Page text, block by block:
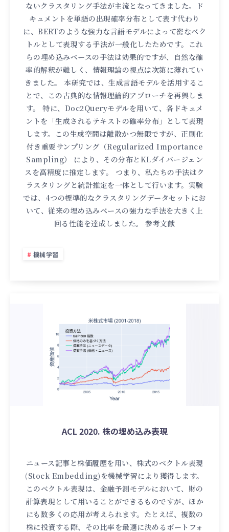
ないクラスタリング手法が主流となってきました。ド
キュメントを単語の出現確率分布として表す代わり
に、BERTのような強力な言語モデルによって密なベク
トルとして表現する手法が一般化したためです。これ
らの埋め込みベースの手法は効果的ですが、自然な確
率的解釈が難しく、情報理論の視点は次第に薄れてい
きました。 本研究では、生成言語モデルを活用するこ
とで、この古典的な情報理論的アプローチを再興しま
す。 特に、Doc2Queryモデルを用いて、各ドキュメ
ントを「生成されるテキストの確率分布」として表現
します。この生成空間は離散かつ無限ですが、正則化
付き重要サンプリング（Regularized Importance
Sampling） により、その分布とKLダイバージェン
スを高精度に推定します。 つまり、私たちの手法はク
ラスタリングと統計推定を一体として行います。実験
では、4つの標準的なクラスタリングデータセットにお
いて、従来の埋め込みベースの強力な手法を大きく上
回る性能を達成しました。 参考文献
機械学習
ACL 2020. 株の埋め込み表現
ニュース記事と株価履歴を用い、株式のベクトル表現
(Stock Embedding)を機械学習により獲得します。
このベクトル表現は、金融予測モデルにおいて、財の
計算表現として用いることができるものですが、ほか
にも数多くの応用が考えられます。たとえば、複数の
株に投資する際、その比率を最適に決めるポートフォ